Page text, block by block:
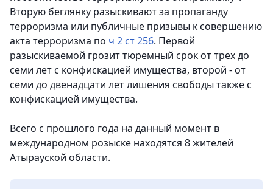
Вторую беглянку разыскивают за пропаганду
терроризма или публичные призывы к совершению
акта терроризма по ч 2 ст 256. Первой
разыскиваемой грозит тюремный срок от трех до
семи лет с конфискацией имущества, второй - от
семи до двенадцати лет лишения свободы также с
конфискацией имущества.
Всего с прошлого года на данный момент в
международном розыске находятся 8 жителей
Атырауской области.